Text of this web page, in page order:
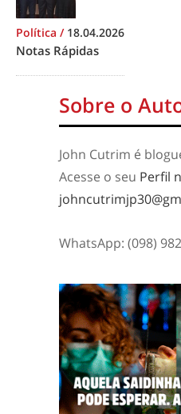
Política / 18.04.2026
Notas Rápidas
Sobre o
John Cutrim é
Acesse o seu Perfil
WhatsApp: (098)